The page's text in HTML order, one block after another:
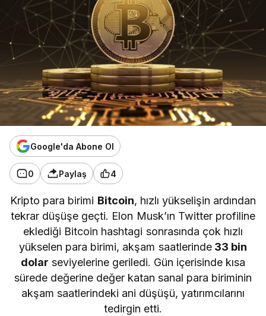
Google'da Abone Ol
0 Paylaş 4
Kripto para birimi Bitcoin, hızlı yükselişin ardından
tekrar düşüşe geçti. Elon Musk’ın Twitter profiline
eklediği Bitcoin hashtagi sonrasında çok hızlı
yükselen para birimi, akşam saatlerinde33 bin
dolar seviyelerine geriledi. Gün içerisinde kısa
sürede değerine değer katan sanal para biriminin
akşam saatlerindeki ani düşüşü, yatırımcılarını
tedirgin etti.